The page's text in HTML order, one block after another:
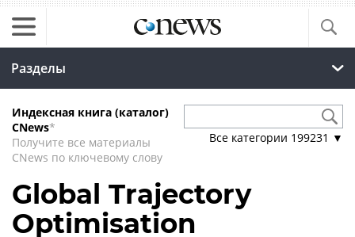
Разделы
Индексная книга (каталог)
CNews*
Получите все материалы
CNews по ключевому слову
Все категории 199231 ▼
Global Trajectory
Optimisation